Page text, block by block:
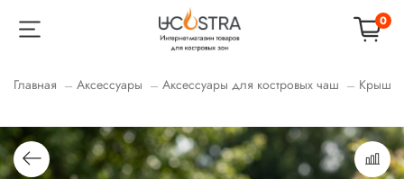
0
Главная Аксессуары Аксессуары для костровых чаш Крышки